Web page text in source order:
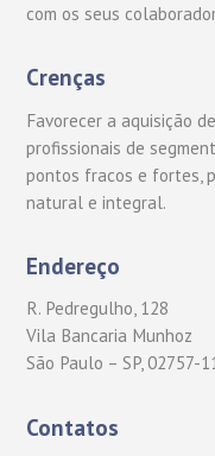
com os seus
Crenças
Favorecer a aquisição
profissionais de
pontos fracos e fortes,
natural e integral.
Endereço
R. Pedregulho, 128
Vila Bancaria Munhoz
São Paulo – SP, 02757-
Contatos